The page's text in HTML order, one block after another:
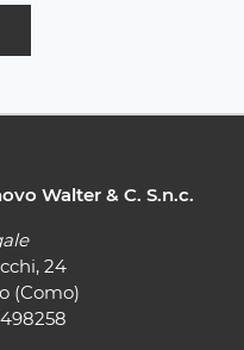
Walter & C. S.n.c.
24
(Como)